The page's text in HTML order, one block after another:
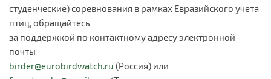
студенческие) соревнования в рамках Евразийского учета
птиц, обращайтесь
за поддержкой по контактному адресу электронной
почты
birder@eurobirdwatch.ru (Россия) или